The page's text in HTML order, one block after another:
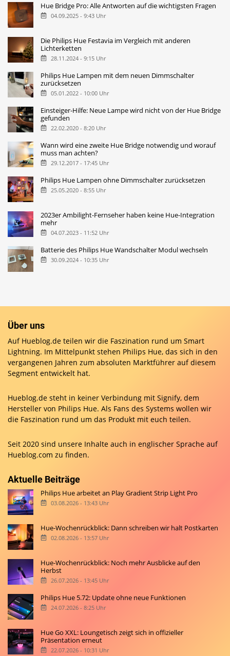
Hue Bridge Pro: Alle Antworten auf die wichtigsten Fragen
04.09.2025 - 9:43 Uhr
Die Philips Hue Festavia im Vergleich mit anderen
Lichterketten
28.11.2024 - 9:15 Uhr
Philips Hue Lampen mit dem neuen Dimmschalter
zurücksetzen
05.01.2022 - 10:00 Uhr
Einsteiger-Hilfe: Neue Lampe wird nicht von der Hue Bridge
gefunden
22.02.2020 - 8:20 Uhr
Wann wird eine zweite Hue Bridge notwendig und worauf
muss man achten?
29.12.2017 - 17:45 Uhr
Philips Hue Lampen ohne Dimmschalter zurücksetzen
25.05.2020 - 8:55 Uhr
2023er Ambilight-Fernseher haben keine Hue-Integration
mehr
04.07.2023 - 11:52 Uhr
Batterie des Philips Hue Wandschalter Modul wechseln
30.09.2024 - 10:35 Uhr
Über uns
Auf Hueblog.de teilen wir die Faszination rund um Smart
Lightning. Im Mittelpunkt stehen Philips Hue, das sich in den
vergangenen Jahren zum absoluten Marktführer auf diesem
Segment entwickelt hat.
Hueblog.de steht in keiner Verbindung mit Signify, dem
Hersteller von Philips Hue. Als Fans des Systems wollen wir
die Faszination rund um das Produkt mit euch teilen.
Seit 2020 sind unsere Inhalte auch in englischer Sprache auf
Hueblog.com zu finden.
Aktuelle Beiträge
Philips Hue arbeitet an Play Gradient Strip Light Pro
03.08.2026 - 13:43 Uhr
Hue-Wochenrückblick: Dann schreiben wir halt Postkarten
02.08.2026 - 13:57 Uhr
Hue-Wochenrückblick: Noch mehr Ausblicke auf den
Herbst
26.07.2026 - 13:45 Uhr
Philips Hue 5.72: Update ohne neue Funktionen
24.07.2026 - 8:25 Uhr
Hue Go XXL: Loungetisch zeigt sich in offizieller
Präsentation erneut
22.07.2026 - 10:31 Uhr